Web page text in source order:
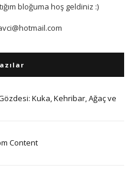
bloğuma hoş geldiniz :)
Kuka, Kehribar, Ağaç ve
Content